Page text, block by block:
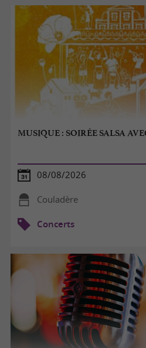
MUSIQUE : SOIRÉE SALSA
08/08/2026
Couladère
Concerts